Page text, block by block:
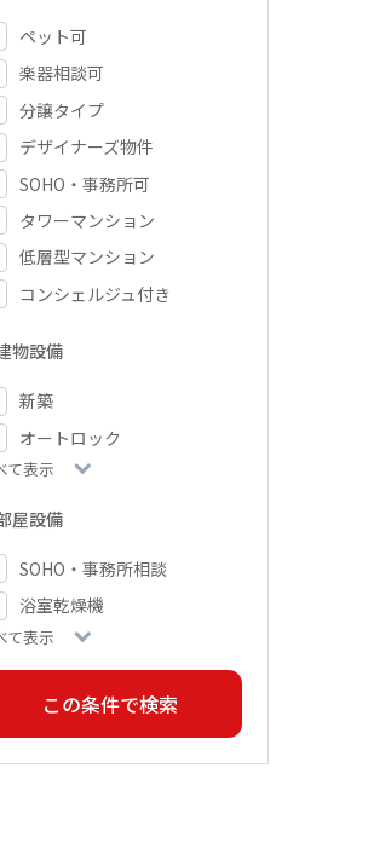
ペット可
楽器相談可
分譲タイプ
デザイナーズ物件
SOHO・事務所可
タワーマンション
低層型マンション
コンシェルジュ付き
物設備
新築
オートロック
て表示
屋設備
SOHO・事務所相談
浴室乾燥機
て表示